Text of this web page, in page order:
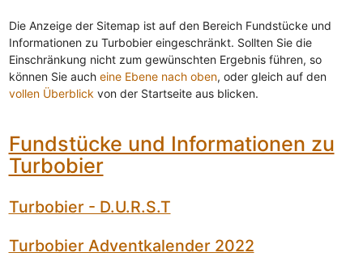
Die Anzeige der Sitemap ist auf den Bereich Fundstücke und
Informationen zu Turbobier eingeschränkt. Sollten Sie die
Einschränkung nicht zum gewünschten Ergebnis führen, so
können Sie auch eine Ebene nach oben, oder gleich auf den
vollen Überblick von der Startseite aus blicken.
Fundstücke und Informationen zu
Turbobier
Turbobier - D.U.R.S.T
Turbobier Adventkalender 2022